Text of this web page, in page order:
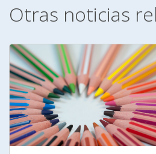
Otras noticias